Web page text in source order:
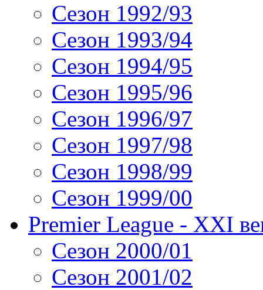
Сезон 1992/93
Сезон 1993/94
Сезон 1994/95
Сезон 1995/96
Сезон 1996/97
Сезон 1997/98
Сезон 1998/99
Сезон 1999/00
Premier League - XXI
Сезон 2000/01
Сезон 2001/02